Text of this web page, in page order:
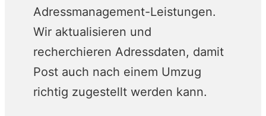
Adressmanagement-Leistungen.
Wir aktualisieren und
recherchieren Adressdaten, damit
Post auch nach einem Umzug
richtig zugestellt werden kann.